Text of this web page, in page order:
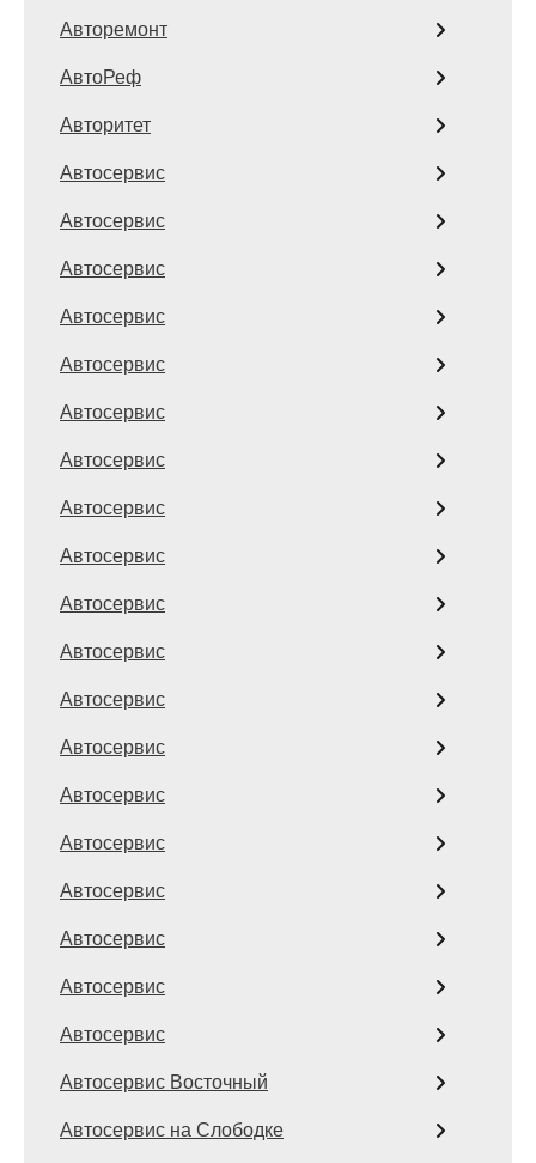
Авторемонт
АвтоРеф
Авторитет
Автосервис
Автосервис
Автосервис
Автосервис
Автосервис
Автосервис
Автосервис
Автосервис
Автосервис
Автосервис
Автосервис
Автосервис
Автосервис
Автосервис
Автосервис
Автосервис
Автосервис
Автосервис
Автосервис
Автосервис Восточный
Автосервис на Слободке